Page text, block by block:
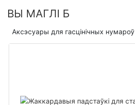
ВЫ МАГЛІ Б
Аксэсуары для гасцінічных нумароў